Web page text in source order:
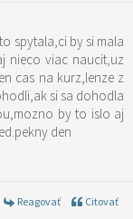
spytala,ci by si mala
nieco viac naucit,uz
cas na kurz,lenze z
si sa dohodla
by to islo aj
den
Reagovať Citovať